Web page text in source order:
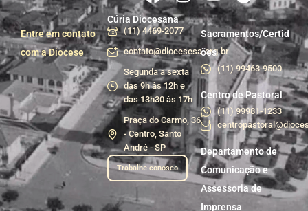
Entre em contato
com a Diocese
Cúria Diocesana
(11) 4469-2077
contato@diocesesa.org.br
Segunda a sexta
das 9h às 12h e
das 13h30 às 17h
Praça do Carmo, 36
- Centro, Santo
André - SP
Trabalhe conosco
Sacramentos/Certid
ões
(11) 99463-9500
Centro de Pastoral
(11) 99981-1233
Departamento de
Comunicação e
Assessoria de
Imprensa